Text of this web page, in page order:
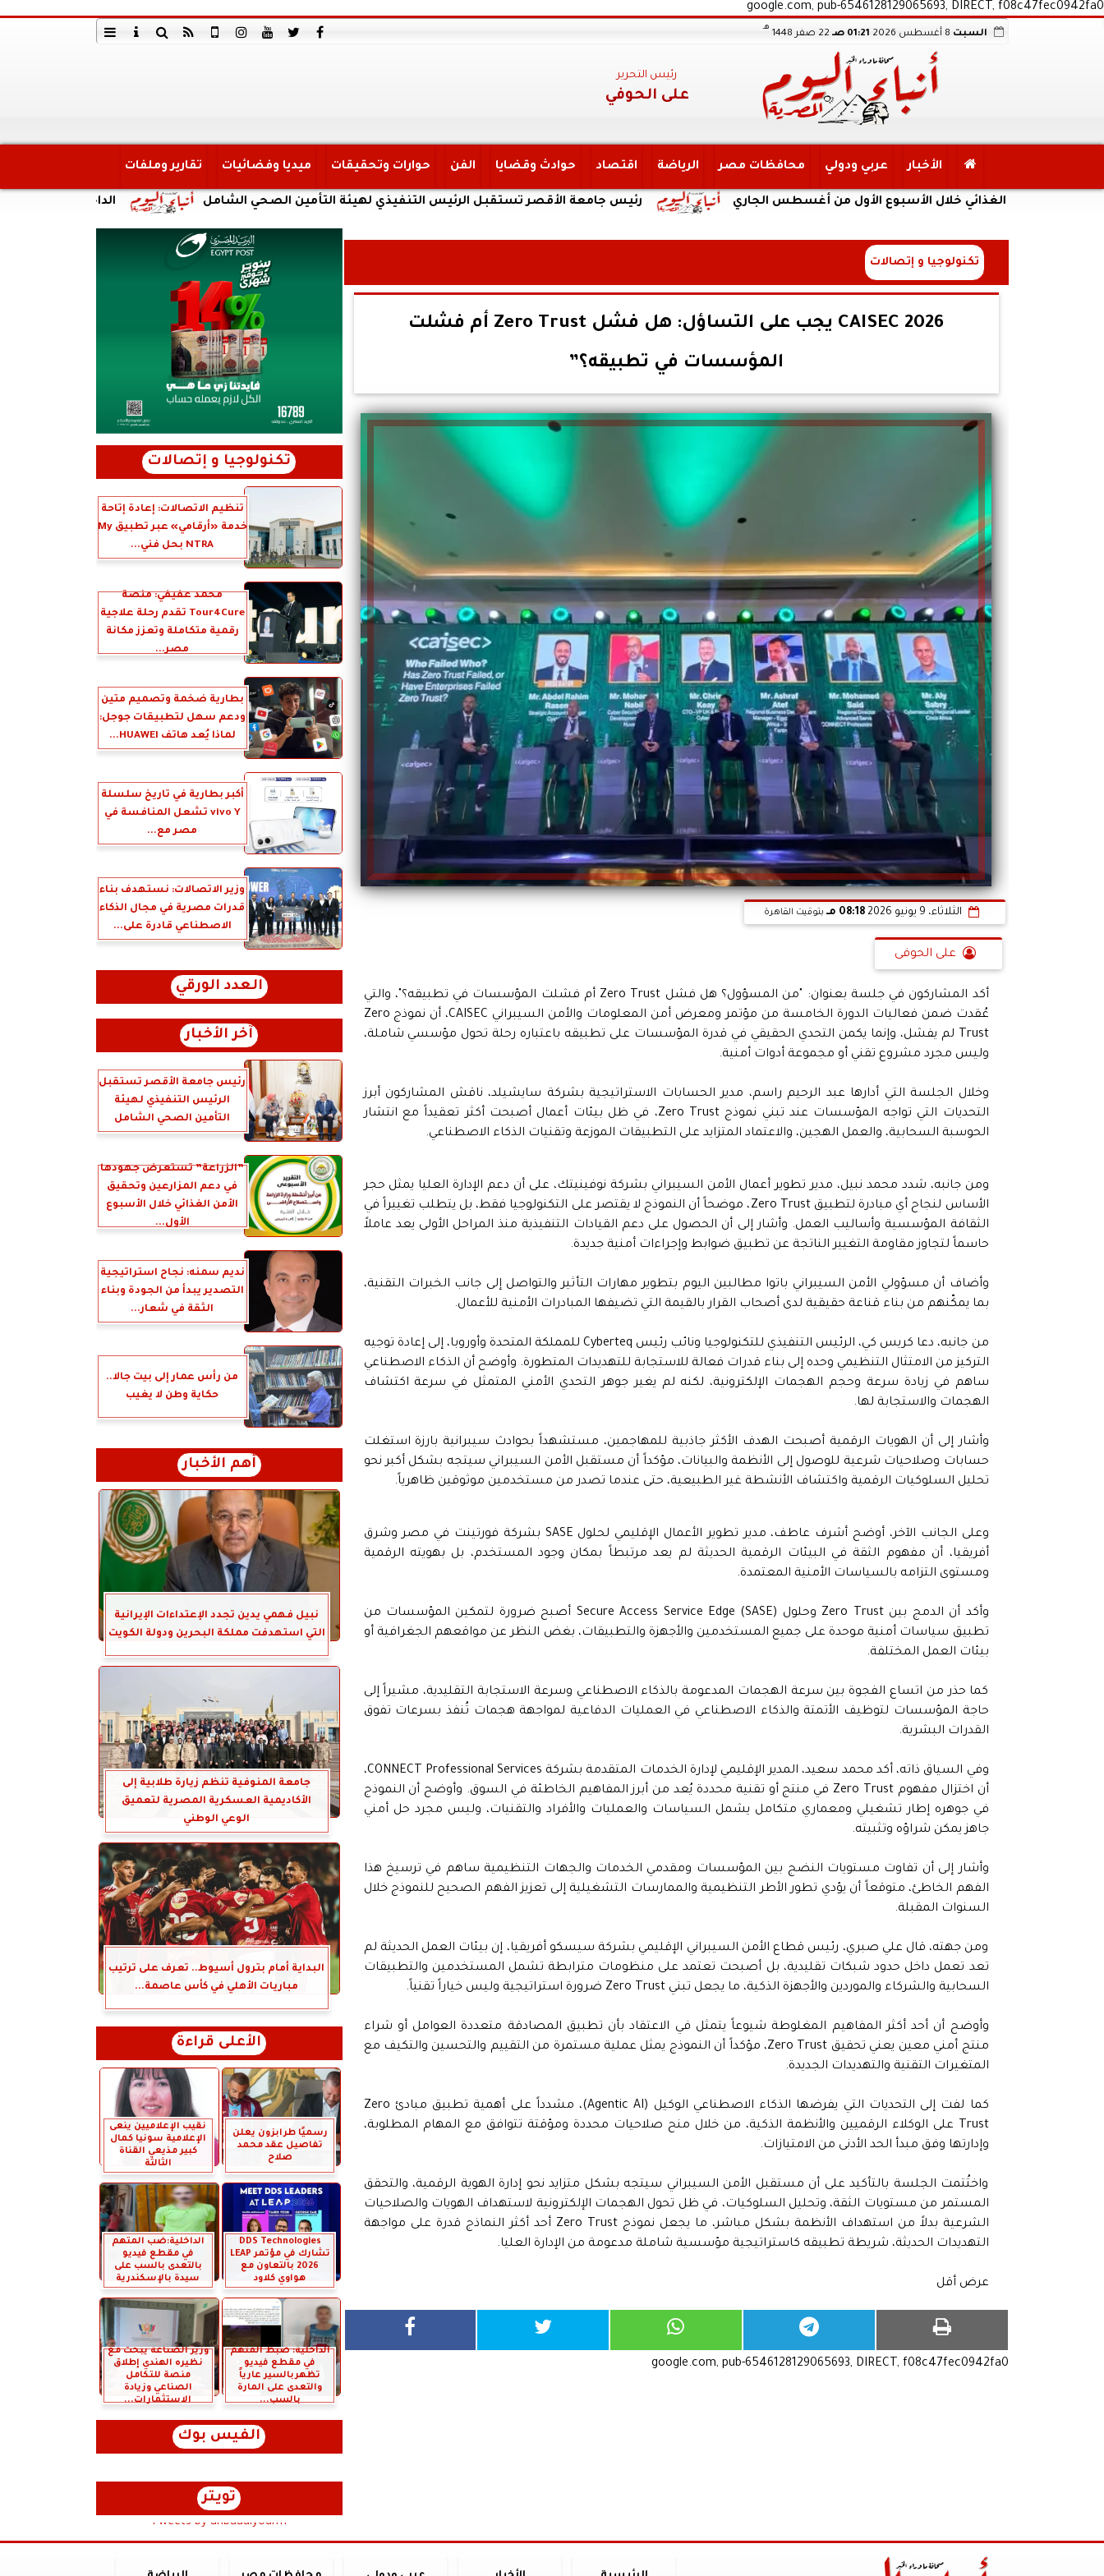
google.com, pub-6546128129065693, DIRECT, f08c47fec0942fa0
السبت 01:21 صـ 22 صفر 1448
هـ
رئيس التحرير
على الحوفي
الأخبار عربي ودولي محافظات مصر الرياضة اقتصاد حوادث وقضايا الفن حوارات وتحقيقات ميديا وفضائيات تقارير وملفات
الداخلية: ضبط أحد الأشخاص رئيس جامعة الأقصر تستقبل الرئيس التنفيذي لهيئة التأمين الصحي الشامل الغذائي خلال الأسبوع الأول من أغسطس الجاري
تكنولوجيا و إتصالات
CAISEC 2026 يجب على التساؤل: هل فشل Zero Trust أم فشلت
المؤسسات في تطبيقه؟”
الثلاثاء، 9 يونيو 2026 08:18 مـ بتوقيت القاهرة
على الحوفى
أكد المشاركون في جلسة بعنوان: "من المسؤول؟ هل فشل Zero Trust أم فشلت المؤسسات في تطبيقه؟"، والتي
عُقدت ضمن فعاليات الدورة الخامسة من مؤتمر ومعرض أمن المعلومات والأمن السيبراني CAISEC، أن نموذج Zero
Trust لم يفشل، وإنما يكمن التحدي الحقيقي في قدرة المؤسسات على تطبيقه باعتباره رحلة تحول مؤسسي شاملة،
وليس مجرد مشروع تقني أو مجموعة أدوات أمنية.
وخلال الجلسة التي أدارها عبد الرحيم راسم، مدير الحسابات الاستراتيجية بشركة سايشيلد، ناقش المشاركون أبرز
التحديات التي تواجه المؤسسات عند تبني نموذج Zero Trust، في ظل بيئات أعمال أصبحت أكثر تعقيداً مع انتشار
الحوسبة السحابية، والعمل الهجين، والاعتماد المتزايد على التطبيقات الموزعة وتقنيات الذكاء الاصطناعي.
ومن جانبه، شدد محمد نبيل، مدير تطوير أعمال الأمن السيبراني بشركة نوفينيتك، على أن دعم الإدارة العليا يمثل حجر
الأساس لنجاح أي مبادرة لتطبيق Zero Trust، موضحاً أن النموذج لا يقتصر على التكنولوجيا فقط، بل يتطلب تغييراً في
الثقافة المؤسسية وأساليب العمل. وأشار إلى أن الحصول على دعم القيادات التنفيذية منذ المراحل الأولى يعد عاملاً
حاسماً لتجاوز مقاومة التغيير الناتجة عن تطبيق ضوابط وإجراءات أمنية جديدة.
وأضاف أن مسؤولي الأمن السيبراني باتوا مطالبين اليوم بتطوير مهارات التأثير والتواصل إلى جانب الخبرات التقنية،
بما يمكّنهم من بناء قناعة حقيقية لدى أصحاب القرار بالقيمة التي تضيفها المبادرات الأمنية للأعمال.
من جانبه، دعا كريس كي، الرئيس التنفيذي للتكنولوجيا ونائب رئيس Cyberteq للمملكة المتحدة وأوروبا، إلى إعادة توجيه
التركيز من الامتثال التنظيمي وحده إلى بناء قدرات فعالة للاستجابة للتهديدات المتطورة. وأوضح أن الذكاء الاصطناعي
ساهم في زيادة سرعة وحجم الهجمات الإلكترونية، لكنه لم يغير جوهر التحدي الأمني المتمثل في سرعة اكتشاف
الهجمات والاستجابة لها.
وأشار إلى أن الهويات الرقمية أصبحت الهدف الأكثر جاذبية للمهاجمين، مستشهداً بحوادث سيبرانية بارزة استغلت
حسابات وصلاحيات شرعية للوصول إلى الأنظمة والبيانات، مؤكداً أن مستقبل الأمن السيبراني سيتجه بشكل أكبر نحو
تحليل السلوكيات الرقمية واكتشاف الأنشطة غير الطبيعية، حتى عندما تصدر من مستخدمين موثوقين ظاهرياً.
وعلى الجانب الآخر، أوضح أشرف عاطف، مدير تطوير الأعمال الإقليمي لحلول SASE بشركة فورتينت في مصر وشرق
أفريقيا، أن مفهوم الثقة في البيئات الرقمية الحديثة لم يعد مرتبطاً بمكان وجود المستخدم، بل بهويته الرقمية
ومستوى التزامه بالسياسات الأمنية المعتمدة.
وأكد أن الدمج بين Zero Trust وحلول Secure Access Service Edge (SASE) أصبح ضرورة لتمكين المؤسسات من
تطبيق سياسات أمنية موحدة على جميع المستخدمين والأجهزة والتطبيقات، بغض النظر عن مواقعهم الجغرافية أو
بيئات العمل المختلفة.
كما حذر من اتساع الفجوة بين سرعة الهجمات المدعومة بالذكاء الاصطناعي وسرعة الاستجابة التقليدية، مشيراً إلى
حاجة المؤسسات لتوظيف الأتمتة والذكاء الاصطناعي في العمليات الدفاعية لمواجهة هجمات تُنفذ بسرعات تفوق
القدرات البشرية.
وفي السياق ذاته، أكد محمد سعيد، المدير الإقليمي لإدارة الخدمات المتقدمة بشركة CONNECT Professional Services،
أن اختزال مفهوم Zero Trust في منتج أو تقنية محددة يُعد من أبرز المفاهيم الخاطئة في السوق. وأوضح أن النموذج
في جوهره إطار تشغيلي ومعماري متكامل يشمل السياسات والعمليات والأفراد والتقنيات، وليس مجرد حل أمني
جاهز يمكن شراؤه وتثبيته.
وأشار إلى أن تفاوت مستويات النضج بين المؤسسات ومقدمي الخدمات والجهات التنظيمية ساهم في ترسيخ هذا
الفهم الخاطئ، متوقعاً أن يؤدي تطور الأطر التنظيمية والممارسات التشغيلية إلى تعزيز الفهم الصحيح للنموذج خلال
السنوات المقبلة.
ومن جهته، قال علي صبري، رئيس قطاع الأمن السيبراني الإقليمي بشركة سيسكو أفريقيا، إن بيئات العمل الحديثة لم
تعد تعمل داخل حدود شبكات تقليدية، بل أصبحت تعتمد على منظومات مترابطة تشمل المستخدمين والتطبيقات
السحابية والشركاء والموردين والأجهزة الذكية، ما يجعل تبني Zero Trust ضرورة استراتيجية وليس خياراً تقنياً.
وأوضح أن أحد أكثر المفاهيم المغلوطة شيوعاً يتمثل في الاعتقاد بأن تطبيق المصادقة متعددة العوامل أو شراء
منتج أمني معين يعني تحقيق Zero Trust، مؤكداً أن النموذج يمثل عملية مستمرة من التقييم والتحسين والتكيف مع
المتغيرات التقنية والتهديدات الجديدة.
كما لفت إلى التحديات التي يفرضها الذكاء الاصطناعي الوكيل (Agentic AI)، مشدداً على أهمية تطبيق مبادئ Zero
Trust على الوكلاء الرقميين والأنظمة الذكية، من خلال منح صلاحيات محددة ومؤقتة تتوافق مع المهام المطلوبة،
وإدارتها وفق مبدأ الحد الأدنى من الامتيازات.
واختُتمت الجلسة بالتأكيد على أن مستقبل الأمن السيبراني سيتجه بشكل متزايد نحو إدارة الهوية الرقمية، والتحقق
المستمر من مستويات الثقة، وتحليل السلوكيات، في ظل تحول الهجمات الإلكترونية لاستهداف الهويات والصلاحيات
الشرعية بدلاً من استهداف الأنظمة بشكل مباشر، ما يجعل نموذج Zero Trust أحد أكثر النماذج قدرة على مواجهة
التهديدات الحديثة، شريطة تطبيقه كاستراتيجية مؤسسية شاملة مدعومة من الإدارة العليا.
عرض أقل
google.com, pub-6546128129065693, DIRECT, f08c47fec0942fa0
تكنولوجيا و إتصالات
تنظيم الاتصالات: إعادة إتاحة
خدمة «أرقامي» عبر تطبيق My
NTRA بحل فني...
محمد عفيفي: منصة
Tour4Cure تقدم رحلة علاجية
رقمية متكاملة وتعزز مكانة
مصر...
بطارية ضخمة وتصميم متين
ودعم سهل لتطبيقات جوجل:
لماذا يُعد هاتف HUAWEI...
أكبر بطارية في تاريخ سلسلة
vivo Y تشعل المنافسة في
مصر مع...
وزير الاتصالات: نستهدف بناء
قدرات مصرية في مجال الذكاء
الاصطناعي قادرة على...
العدد الورقي
آخر الأخبار
رئيس جامعة الأقصر تستقبل
الرئيس التنفيذي لهيئة
التأمين الصحي الشامل
”الزراعة” تستعرض جهودها
في دعم المزارعين وتحقيق
الأمن الغذائي خلال الأسبوع
الأول...
نديم سمنه: نجاح استراتيجية
التصدير يبدأ من الجودة وبناء
الثقة في شعار...
من رأس عمار إلى بيت جالا..
حكاية وطن لا يغيب
أهم الأخبار
نبيل فهمي يدين تجدد الإعتداءات الإيرانية
التي استهدفت مملكة البحرين ودولة الكويت
جامعة المنوفية تنظم زيارة طلابية إلى
الأكاديمية العسكرية المصرية لتعميق
الوعي الوطني
البداية أمام بترول أسيوط.. تعرف على ترتيب
مباريات الأهلي في كأس عاصمة...
الأعلى قراءة
رسميًا طرابزون يعلن
تفاصيل عقد محمد
صلاح
نقيب الإعلاميين ينعى
الإعلامية سونيا كمال
كبير مذيعي القناة
الثالثة
DDS Technologies
تشارك في مؤتمر LEAP
2026 بالتعاون مع
هواوي كلاود
الداخلية:ضب المتهم
في مقطع فيديو
بالتعدى بالسب على
سيدة بالإسكندرية
الداخلية: ضبط المتهم
في مقطع فيديو
تظهربالسير عارياً
والتعدى على المارة
بالسب...
وزير الصناعة يبحث مع
نظيره الهندي إطلاق
منصة للتكامل
الصناعي وزيادة
الاستثمارات...
الفيس بوك
تويتر
Tweets by anbaaalyoum1